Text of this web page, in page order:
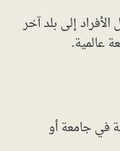
إلى بلد آخر
عالمية.
في جامعة أو